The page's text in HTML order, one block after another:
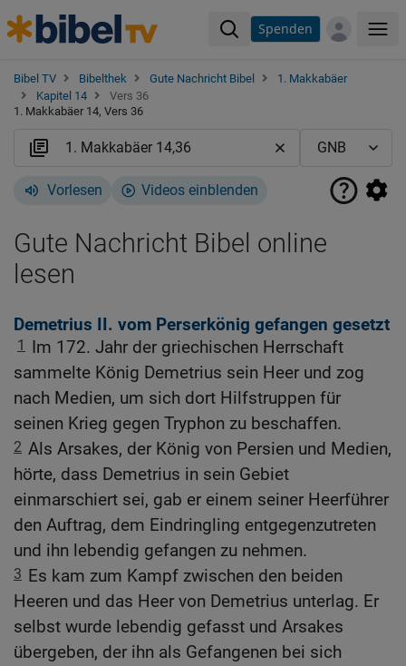
Spenden
Bibel TV Bibelthek Gute Nachricht Bibel
1. Makkabäer
Kapitel 14
Vers 36
1. Makkabäer 14, Vers 36
Vorlesen Videos einblenden
Gute Nachricht Bibel online
lesen
Demetrius II. vom Perserkönig gefangen gesetzt
1
Im 172. Jahr der griechischen Herrschaft
sammelte König Demetrius sein Heer und zog
nach Medien, um sich dort Hilfstruppen für
seinen Krieg gegen Tryphon zu beschaffen.
2 Als Arsakes, der König von Persien und Medien,
hörte, dass Demetrius in sein Gebiet
einmarschiert sei, gab er einem seiner Heerführer
den Auftrag, dem Eindringling entgegenzutreten
und ihn lebendig gefangen zu nehmen.
3 Es kam zum Kampf zwischen den beiden
Heeren und das Heer von Demetrius unterlag. Er
selbst wurde lebendig gefasst und Arsakes
übergeben, der ihn als Gefangenen bei sich